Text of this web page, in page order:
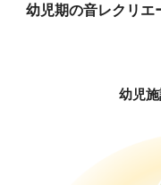
幼児期の音レクリエ
幼児